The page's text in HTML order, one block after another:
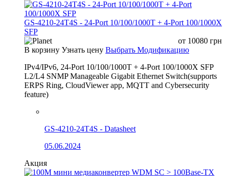
GS-4210-24T4S - 24-Port 10/100/1000T + 4-Port 100/1000X
SFP
от 10080 грн
В корзину Узнать цену Выбрать Модификацию
IPv4/IPv6, 24-Port 10/100/1000T + 4-Port 100/1000X SFP
L2/L4 SNMP Manageable Gigabit Ethernet Switch(supports
ERPS Ring, CloudViewer app, MQTT and Cybersecurity
feature)
GS-4210-24T4S - Datasheet
05.06.2024
Акция